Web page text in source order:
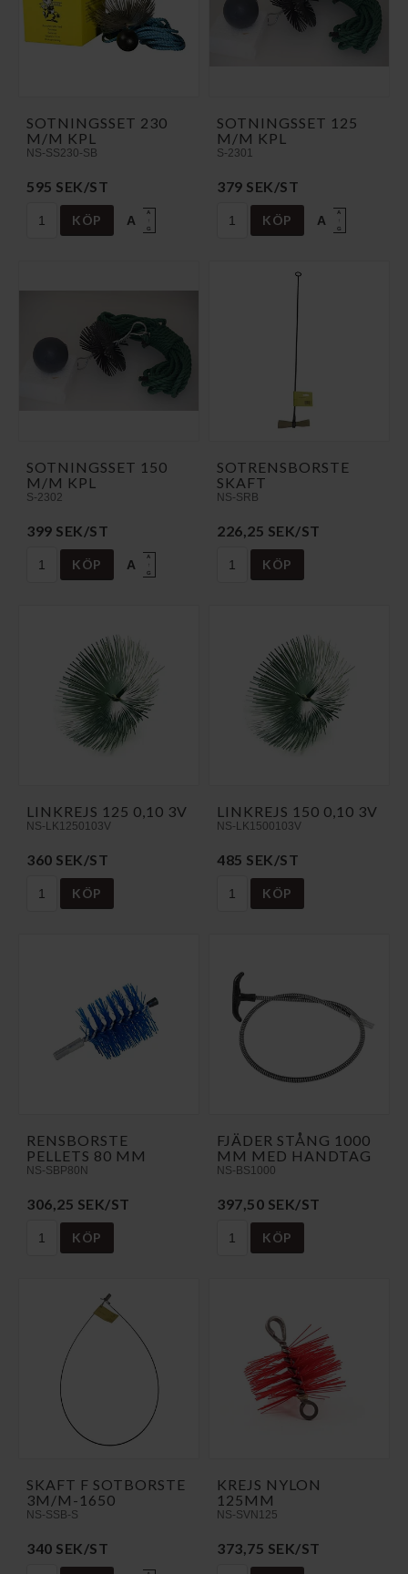
SOTNINGSSET 230
M/M KPL
NS-SS230-SB
595 SEK/ST
KÖP A
A
↑
G
SOTNINGSSET 125
M/M KPL
S-2301
379 SEK/ST
KÖP A
A
↑
G
SOTNINGSSET 150
M/M KPL
S-2302
399 SEK/ST
KÖP A
A
↑
G
SOTRENSBORSTE
SKAFT
NS-SRB
226,25 SEK/ST
KÖP
LINKREJS 125 0,10 3V
NS-LK1250103V
360 SEK/ST
KÖP
LINKREJS 150 0,10 3V
NS-LK1500103V
485 SEK/ST
KÖP
RENSBORSTE
PELLETS 80 MM
NS-SBP80N
306,25 SEK/ST
KÖP
FJÄDER STÅNG 1000
MM MED HANDTAG
NS-BS1000
397,50 SEK/ST
KÖP
SKAFT F SOTBORSTE
3M/M-1650
NS-SSB-S
340 SEK/ST
KREJS NYLON
125MM
NS-SVN125
373,75 SEK/ST